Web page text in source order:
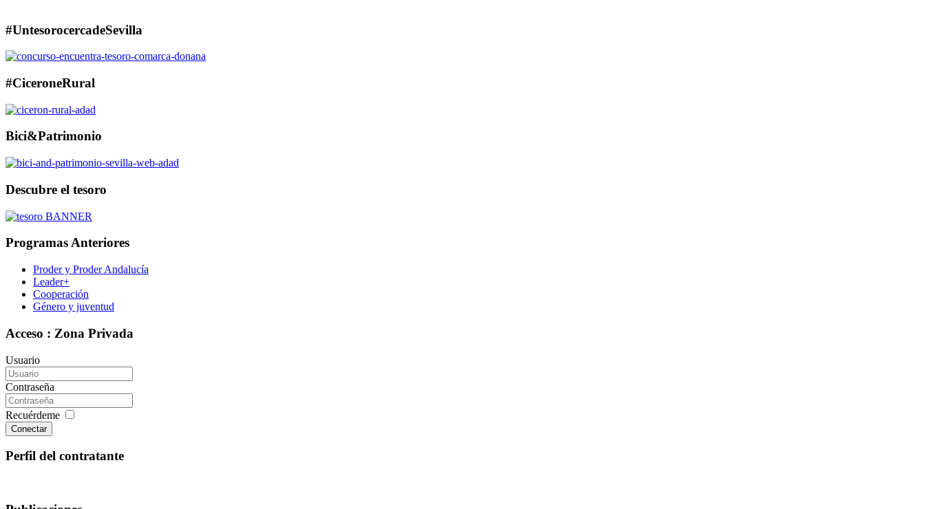
#UntesorocercadeSevilla
#CiceroneRural
Bici&Patrimonio
Descubre el tesoro
Programas Anteriores
Proder y Proder Andalucía
Leader+
Cooperación
Género y juventud
Acceso : Zona Privada
Usuario
Contraseña
Recuérdeme
Conectar
Perfil del contratante